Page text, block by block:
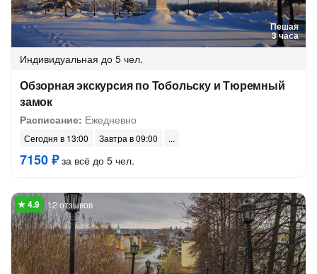
Пешая
3 часа
Индивидуальная до 5 чел.
Обзорная экскурсия по Тобольску и Тюремный
замок
Расписание: Ежедневно
Сегодня в 13:00 Завтра в 09:00
7150 ₽за всё до 5 чел.
12 отзывов